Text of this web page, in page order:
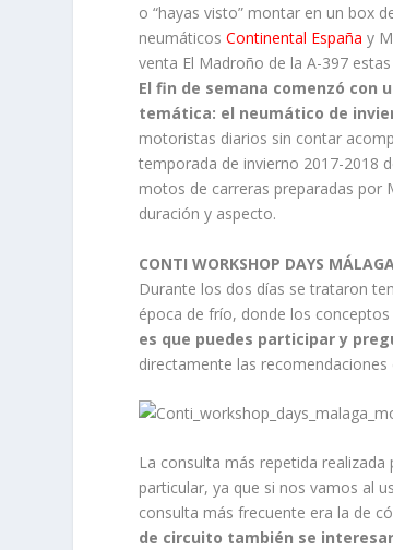
o “hayas visto” montar en un box
neumáticosContinental España y
venta El Madroño de la A-397
El fin de semana comenzó con
temática: el neumático de
motoristas diarios sin contar
temporada de invierno 2017-2018
motos de carreras preparadas por
duración y aspecto.
CONTI WORKSHOP DAYS
Durante los dos días se trataron
época de frío, donde los
es que puedes participar y
directamente las
La consulta más repetida
particular, ya que si nos vamos al
consulta más frecuente era la de
de circuito también se